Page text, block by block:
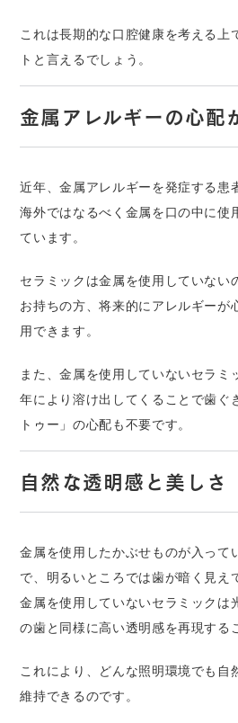
これは長期的な口腔健康を考える上
トと言えるでしょう。
金属アレルギーの心配
近年、金属アレルギーを発症する患
海外ではなるべく金属を口の中に使
ています。
セラミックは金属を使用していない
お持ちの方、将来的にアレルギーが
用できます。
また、金属を使用していないセラミ
年により溶け出してくることで歯ぐ
トゥー」の心配も不要です。
自然な透明感と美しさ
金属を使用したかぶせものが入って
で、明るいところでは歯が暗く見え
金属を使用していないセラミックは
の歯と同様に高い透明感を再現する
これにより、どんな照明環境でも自
維持できるのです。